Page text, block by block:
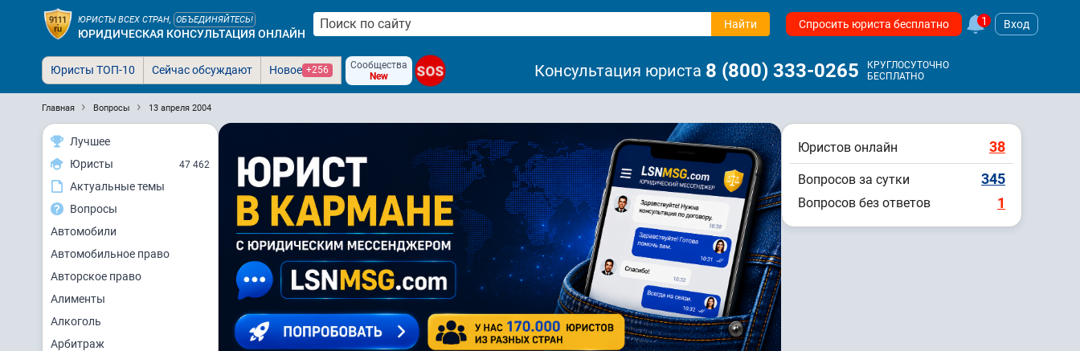
ЮРИСТЫ ВСЕХ СТРАН, ОБЪЕДИНЯЙТЕСЬ!
ЮРИДИЧЕСКАЯ КОНСУЛЬТАЦИЯ ОНЛАЙН
Найти Спросить юриста бесплатно 1 Вход
Юристы ТОП-10 Сейчас обсуждают Новое +256
Сообщества
New
SOS Консультация юриста 8 (800) 333-0265
КРУГЛОСУТОЧНО
БЕСПЛАТНО
Главная Вопросы 13 апреля 2004
Лучшее
Юристы
47 462
Актуальные темы
Вопросы
Автомобили
Автомобильное право
Авторское право
Алименты
Алкоголь
Арбитраж
Юристов онлайн 38
Вопросов за сутки 345
Вопросов без ответов 1